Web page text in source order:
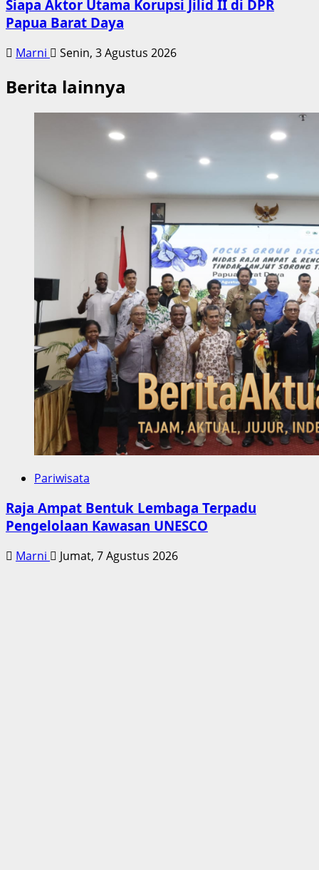
Siapa Aktor Utama Korupsi Jilid II di DPR
Papua Barat Daya
Marni Senin, 3 Agustus 2026
Berita lainnya
Pariwisata
Raja Ampat Bentuk Lembaga Terpadu
Pengelolaan Kawasan UNESCO
Marni Jumat, 7 Agustus 2026